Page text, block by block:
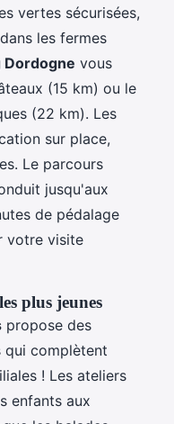
vertes sécurisées,
les fermes
Dordogne vous
(15 km) ou le
(22 km). Les
sur place,
Le parcours
jusqu'aux
de pédalage
votre visite
plus jeunes
propose des
qui complètent
! Les ateliers
enfants aux